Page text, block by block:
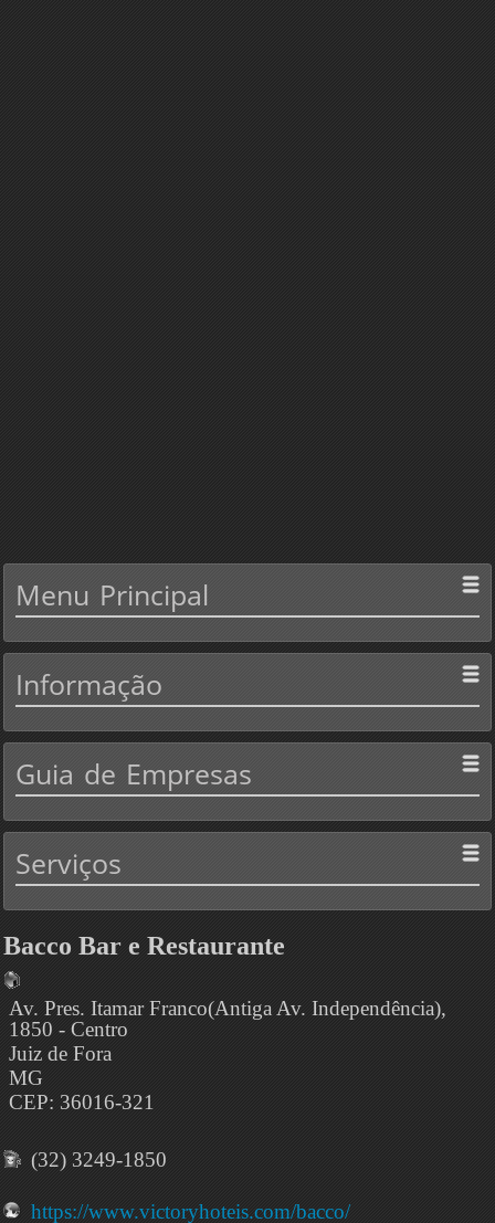
Menu Principal
Informação
Guia de Empresas
Serviços
Bacco Bar e Restaurante
Av. Pres. Itamar Franco(Antiga Av. Independência),
1850 - Centro
Juiz de Fora
MG
CEP: 36016-321
(32) 3249-1850
https://www.victoryhoteis.com/bacco/